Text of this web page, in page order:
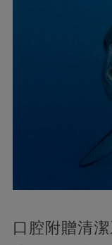
口腔附贈清